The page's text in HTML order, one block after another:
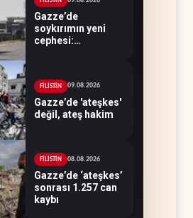
Gazze’de
soykırımın yeni
cephesi:
FİLİSTİN 09.08.2026
Gazze’de 'ateşkes'
değil, ateş hakim
FİLİSTİN 08.08.2026
Gazze’de ‘ateşkes’
sonrası 1.257 can
kaybı